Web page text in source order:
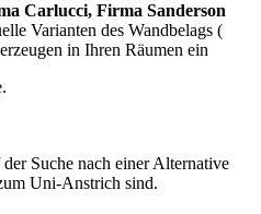
Carlucci, Firma Sanderson
Varianten des Wandbelags (
in Ihren Räumen ein
Suche nach einer Alternative
Uni-Anstrich sind.